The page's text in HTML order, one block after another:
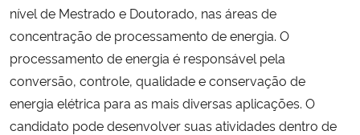
Controladoria-Geral da União
Ministério da Mulher, da Família e dos Direitos Humanos
Secretaria-Geral
nível de Mestrado e Doutorado, nas áreas de
concentração de processamento de energia. O
processamento de energia é responsável pela
conversão, controle, qualidade e conservação de
energia elétrica para as mais diversas aplicações. O
candidato pode desenvolver suas atividades dentro de